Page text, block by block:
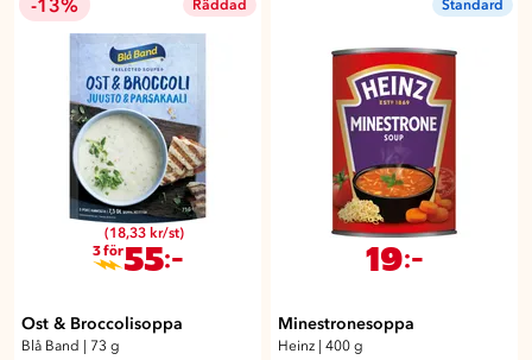
Räddad
(18,33 kr/st)
3 för55:-
Ost & Broccolisoppa
Blå Band | 73 g
Standard
19:-
Minestronesoppa
Heinz | 400 g